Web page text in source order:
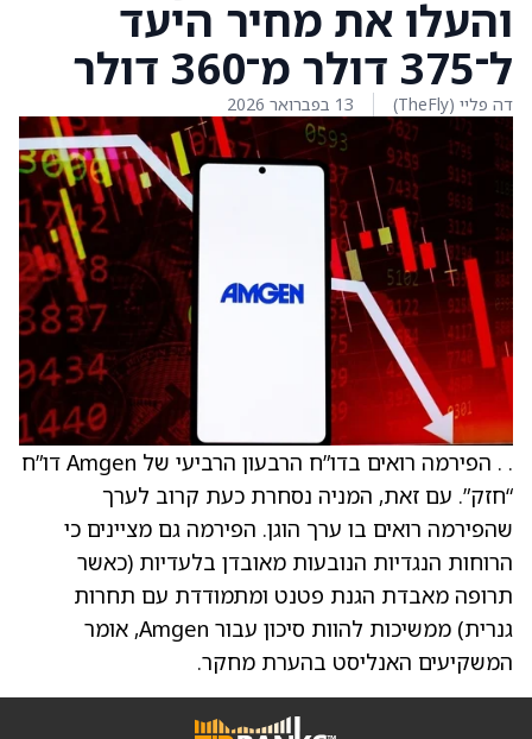
והעלו את מחיר היעד
ל־375 דולר מ־360 דולר
דה פליי (TheFly) 13 בפברואר 2026
. . הפירמה רואים בדו”ח הרבעון הרביעי של Amgen דו”ח
“חזק”. עם זאת, המניה נסחרת כעת קרוב לערך
שהפירמה רואים בו ערך הוגן. הפירמה גם מציינים כי
הרוחות הנגדיות הנובעות מאובדן בלעדיות (כאשר
תרופה מאבדת הגנת פטנט ומתמודדת עם תחרות
גנרית) ממשיכות להוות סיכון עבור Amgen, אומר
המשקיעים האנליסט בהערת מחקר.